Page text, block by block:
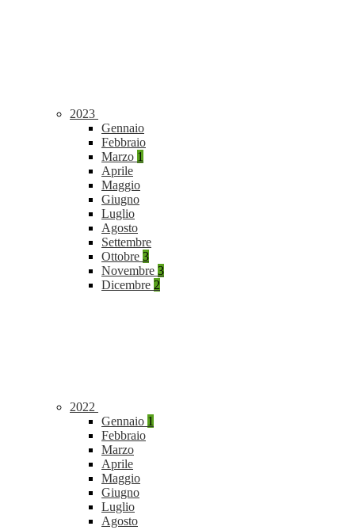
2023
Gennaio
Febbraio
Marzo 1
Aprile
Maggio
Giugno
Luglio
Agosto
Settembre
Ottobre 3
Novembre 3
Dicembre 2
2022
Gennaio 1
Febbraio
Marzo
Aprile
Maggio
Giugno
Luglio
Agosto